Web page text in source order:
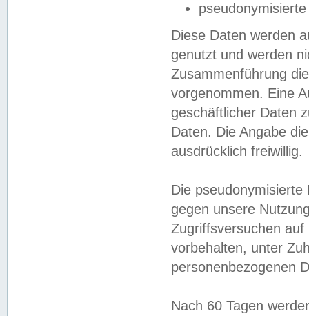
Diese Daten werden
genutzt und werden
Zusammenführung
vorgenommen. Eine
geschäftlicher Daten
Daten. Die Angabe
ausdrücklich freiwillig.
Die
gegen unsere
Zugriffsversuchen
vorbehalten, unter
personenbezogenen
Nach 60 Tagen